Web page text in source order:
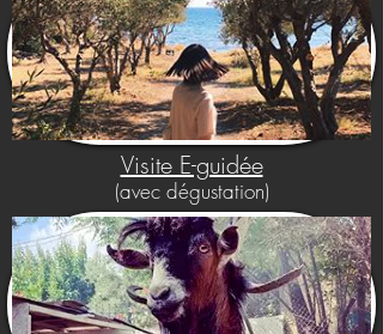
Visite E-guidée
(avec dégustation)